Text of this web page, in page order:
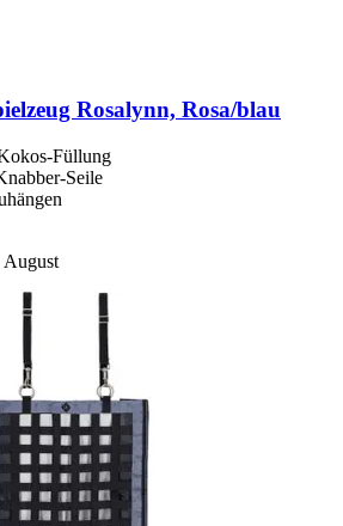
Rosalynn, Rosa/blau
Füllung
Seile
August